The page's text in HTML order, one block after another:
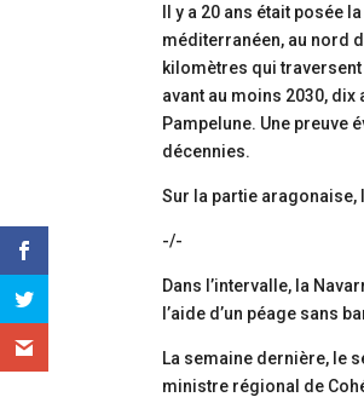
Il y a 20 ans était posée
méditerranéen, au nord
kilomètres qui traversent
avant au moins 2030,
Pampelune. Une preuve
décennies.
Sur la partie aragonaise,
-/-
Dans l’intervalle, la
l’aide d’un péage sans
La semaine dernière, le
ministre régional de